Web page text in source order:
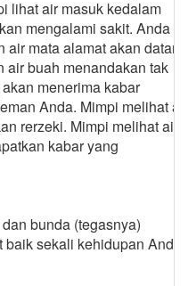
lihat air masuk kedalam
mengalami sakit. Anda
mata alamat akan datang
air buah menandakan tak
menerima kabar
Anda. Mimpi melihat air
rerzeki. Mimpi melihat air
kabar yang
bunda (tegasnya)
sekali kehidupan Anda